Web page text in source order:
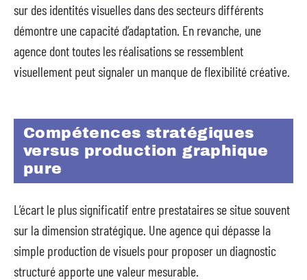
sur des identités visuelles dans des secteurs différents
démontre une capacité d’adaptation. En revanche, une
agence dont toutes les réalisations se ressemblent
visuellement peut signaler un manque de flexibilité créative.
Compétences stratégiques
versus production graphique
pure
L’écart le plus significatif entre prestataires se situe souvent
sur la dimension stratégique. Une agence qui dépasse la
simple production de visuels pour proposer un diagnostic
structuré apporte une valeur mesurable.